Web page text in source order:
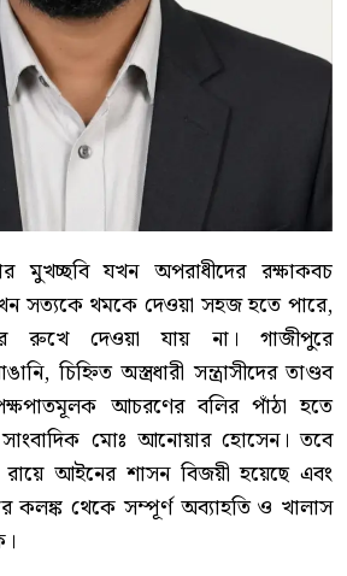
মুখচ্ছবি যখন অপরাধীদের রক্ষাকবচ
সত্যকে থমকে দেওয়া সহজ হতে পারে,
রুখে দেওয়া যায় না। গাজীপুরে
চিহ্নিত অস্ত্রধারী সন্ত্রাসীদের তাণ্ডব
আচরণের বলির পাঁঠা হতে
সাংবাদিক মোঃ আনোয়ার হোসেন। তবে
আইনের শাসন বিজয়ী হয়েছে এবং
কলঙ্ক থেকে সম্পূর্ণ অব্যাহতি ও খালাস